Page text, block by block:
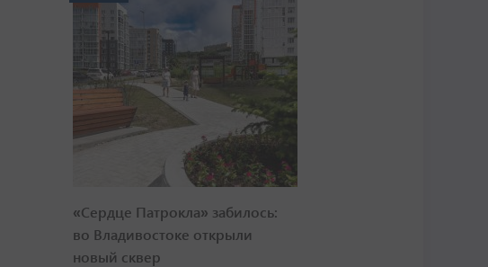
«Сердце Патрокла» забилось:
во Владивостоке открыли
новый сквер